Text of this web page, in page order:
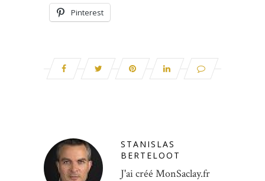
Pinterest
STANISLAS
BERTELOOT
J'ai créé MonSaclay.fr